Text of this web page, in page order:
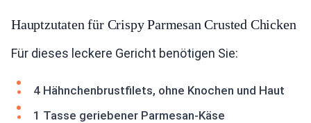
Hauptzutaten für Crispy Parmesan Crusted Chicken
Für dieses leckere Gericht benötigen Sie:
4 Hähnchenbrustfilets, ohne Knochen und Haut
1 Tasse geriebener Parmesan-Käse